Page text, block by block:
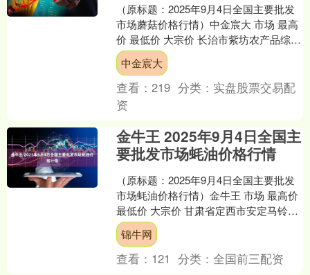
（原标题：2025年9月4日全国主要批发
市场蘑菇价格行情）中金宸大 市场 最高
价 最低价 大宗价 长治市紫坊农产品综合
交易市场有限公司 12.00 11.00 ....
中金宸大
查看：219 分类： 实盘股票交易配
资
金牛王 2025年9月4日全国主
要批发市场蚝油价格行情
（原标题：2025年9月4日全国主要批发
市场蚝油价格行情）金牛王 市场 最高价
最低价 大宗价 甘肃省定西市安定马铃薯
综合交易中心 7.00 6.00 6.50....
锦牛网
查看： 121 分类：全国前三配资